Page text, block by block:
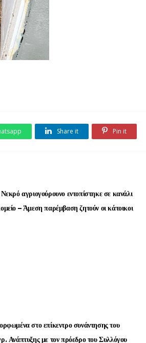
Share it Pin it
αγριογούρουνο εντοπίστηκε σε κανάλι
– Άμεση παρέμβαση ζητούν οι κάτοικοι
στο επίκεντρο συνάντησης του
Ανάπτυξης με τον πρόεδρο του Συλλόγου